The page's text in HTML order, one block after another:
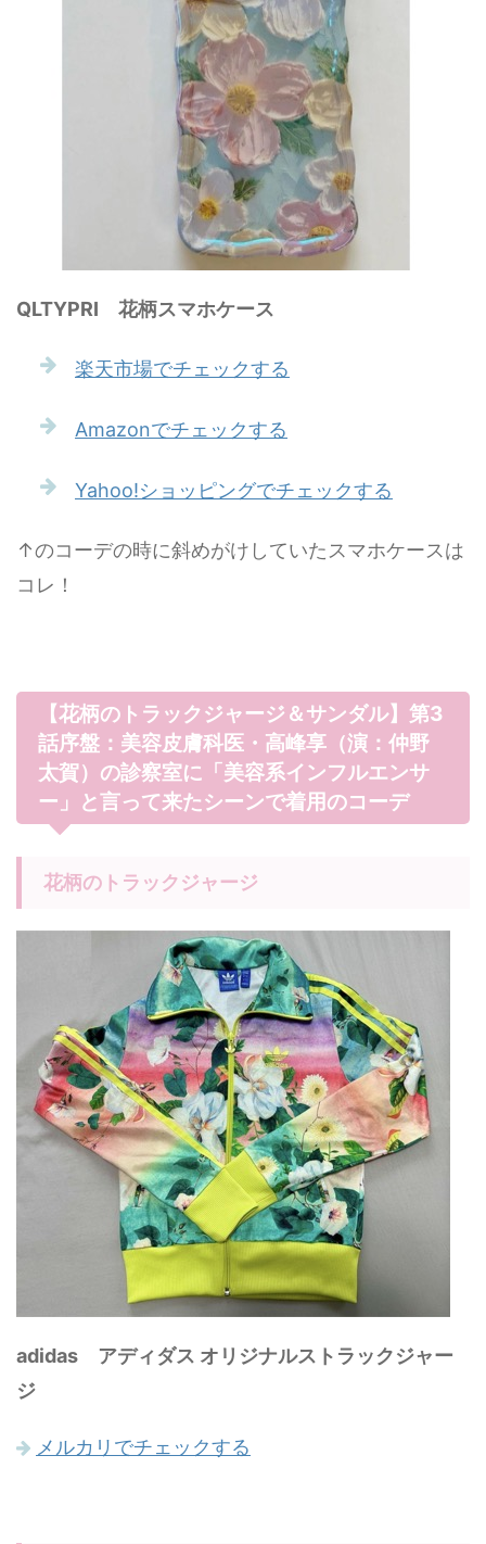
QLTYPRI 花柄スマホケース
楽天市場でチェックする
Amazonでチェックする
Yahoo!ショッピングでチェックする
↑のコーデの時に斜めがけしていたスマホケースは
コレ！
【花柄のトラックジャージ＆サンダル】第3
話序盤：美容皮膚科医・高峰享（演：仲野
太賀）の診察室に「美容系インフルエンサ
ー」と言って来たシーンで着用のコーデ
花柄のトラックジャージ
adidas アディダス オリジナルストラックジャー
ジ
メルカリでチェックする